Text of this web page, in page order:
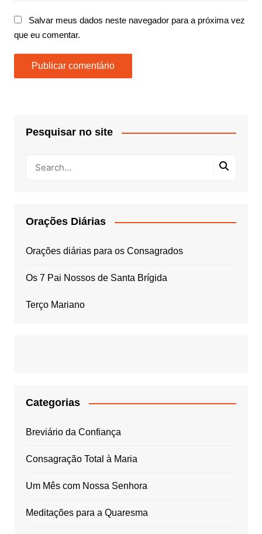
Salvar meus dados neste navegador para a próxima vez
que eu comentar.
Pesquisar no site
Orações Diárias
Orações diárias para os Consagrados
Os 7 Pai Nossos de Santa Brígida
Terço Mariano
Categorias
Breviário da Confiança
Consagração Total à Maria
Um Mês com Nossa Senhora
Meditações para a Quaresma